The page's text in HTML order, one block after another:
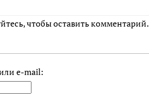
чтобы оставить комментарий.
e-mail: